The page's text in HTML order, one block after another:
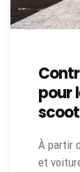
pour
À partir
et